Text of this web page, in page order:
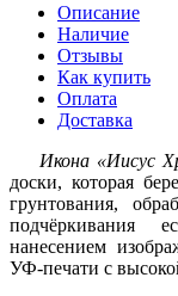
Описание
Наличие
Отзывы
Как купить
Оплата
Доставка
Икона «Иисус
доски, которая
грунтования,
подчёркивания
нанесением
УФ-печати с